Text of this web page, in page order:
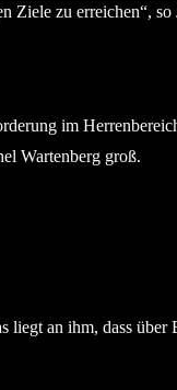
Ziele zu erreichen“, so
im
Wartenberg groß.
an ihm, dass über